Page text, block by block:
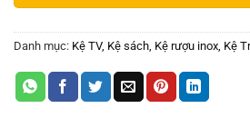
Danh mục: Kệ TV, Kệ sách, Kệ rượu inox, Kệ